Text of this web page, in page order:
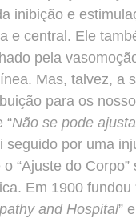
inibição e
e central. Ele
pela
Mas, talvez, a
para os
“Não se pode
seguido por uma
“Ajuste do
Em 1900 fundou
and Hospital”